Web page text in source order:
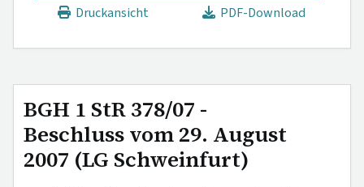
Druckansicht
PDF-Download
BGH 1 StR 378/07 -
Beschluss vom 29. August
2007 (LG Schweinfurt)